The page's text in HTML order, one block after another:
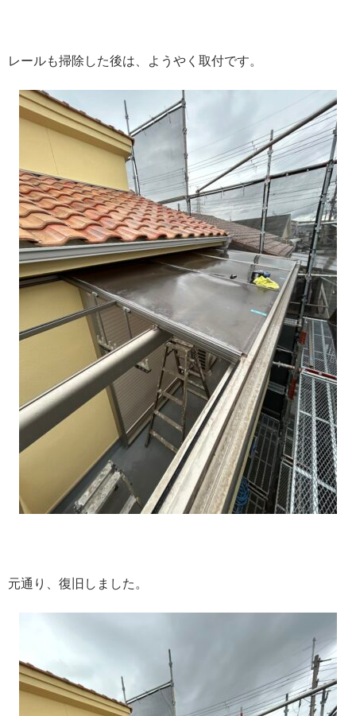
レールも掃除した後は、ようやく取付です。
元通り、復旧しました。